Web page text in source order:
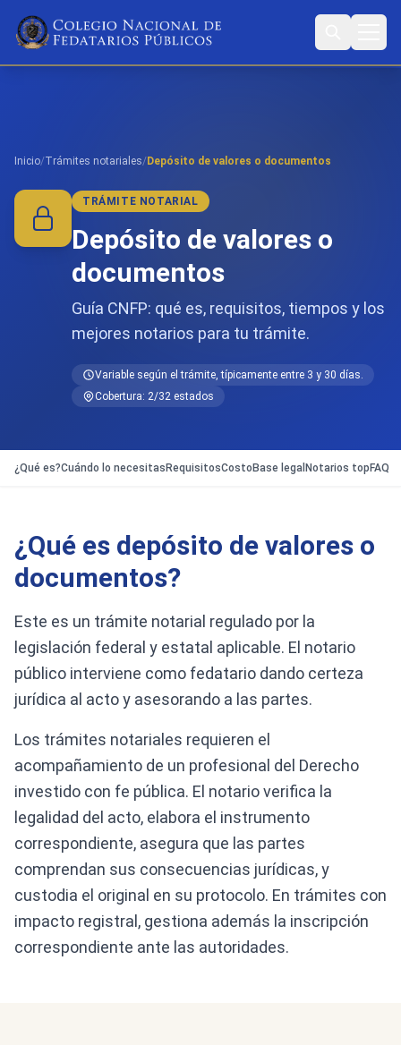
Inicio/Trámites notariales/Depósito de valores o documentos
TRÁMITE NOTARIAL
Depósito de valores o
documentos
Guía CNFP: qué es, requisitos, tiempos y los
mejores notarios para tu trámite.
Variable según el trámite, típicamente entre 3 y 30 días.
Cobertura: 2/32 estados
¿Qué es?Cuándo lo necesitas RequisitosCosto Base legal Notarios top FAQ
¿Qué es depósito de valores o
documentos?
Este es un trámite notarial regulado por la
legislación federal y estatal aplicable. El notario
público interviene como fedatario dando certeza
jurídica al acto y asesorando a las partes.
Los trámites notariales requieren el
acompañamiento de un profesional del Derecho
investido con fe pública. El notario verifica la
legalidad del acto, elabora el instrumento
correspondiente, asegura que las partes
comprendan sus consecuencias jurídicas, y
custodia el original en su protocolo. En trámites con
impacto registral, gestiona además la inscripción
correspondiente ante las autoridades.